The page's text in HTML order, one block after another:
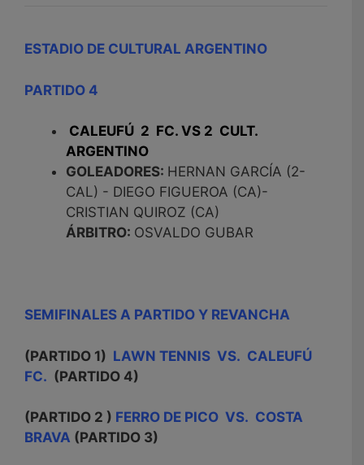
ESTADIO DE CULTURAL ARGENTINO
PARTIDO 4
CALEUFÚ 2 FC. VS 2 CULT.
ARGENTINO
GOLEADORES: HERNAN GARCÍA (2-
CAL) - DIEGO FIGUEROA (CA)-
CRISTIAN QUIROZ (CA)
ÁRBITRO: OSVALDO GUBAR
SEMIFINALES A PARTIDO Y REVANCHA
(PARTIDO 1) LAWN TENNIS VS. CALEUFÚ
FC. (PARTIDO 4)
(PARTIDO 2 ) FERRO DE PICO VS. COSTA
BRAVA (PARTIDO 3)